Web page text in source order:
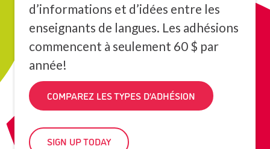
d’informations et d’idées entre les
enseignants de langues. Les adhésions
commencent à seulement 60 $ par
année!
COMPAREZ LES TYPES D’ADHÉSION
SIGN UP TODAY